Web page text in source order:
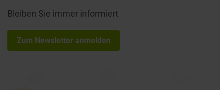
Bleiben Sie immer informiert
Zum Newsletter anmelden